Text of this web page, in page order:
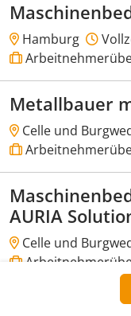
Hamburg
Metallbauer
Celle und
AURIA
Celle und
KFZ